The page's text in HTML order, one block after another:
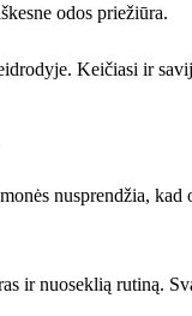
odos priežiūra.
Keičiasi ir
nusprendžia,
ir nuoseklią rutiną.